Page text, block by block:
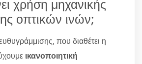
χρήση μηχανικής
οπτικών ινών;
που διαθέτει η
ικανοποιητική